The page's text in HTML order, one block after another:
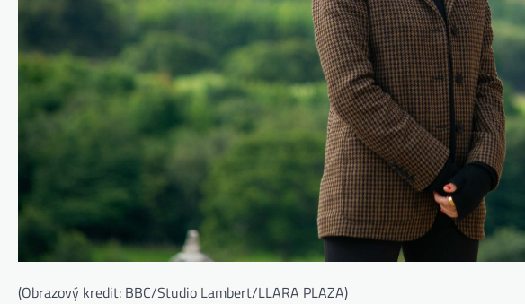
(Obrazový kredit: BBC/Studio Lambert/LLARA PLAZA)